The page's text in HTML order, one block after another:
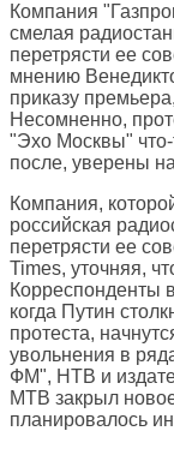
Компания
смелая
перетрясти ее
мнению
приказу
Несомненно,
"Эхо Москвы"
после, уверены
Компания,
российская
перетрясти ее
Times, уточняя,
Корреспонденты
когда Путин
протеста,
увольнения в
ФМ", НТВ и
МТВ закрыл
планировалось